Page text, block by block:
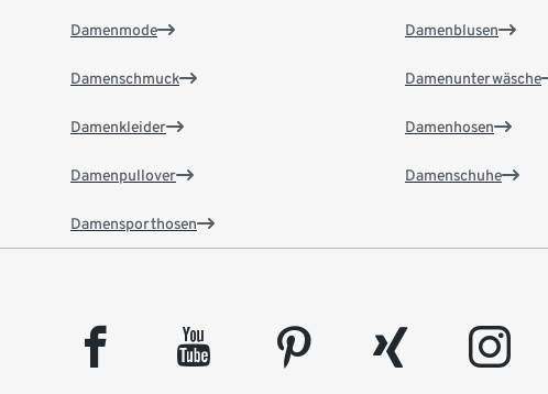
Damenmode
Damenschmuck
Damenkleider
Damenpullover
Damensporthosen
Damenblusen
Damenunterwäsche
Damenhosen
Damenschuhe
facebook youtube pinterest xing instagram